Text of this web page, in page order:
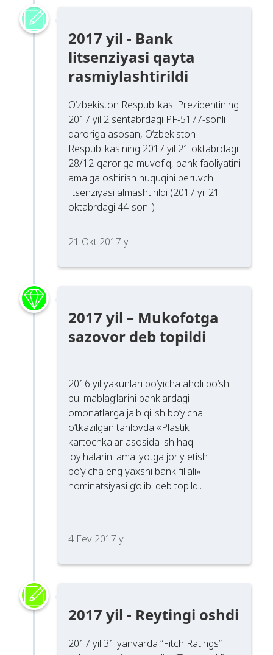
2017 yil - Bank
litsenziyasi qayta
rasmiylashtirildi
O‘zbekiston Respublikasi Prezidentining
2017 yil 2 sentabrdagi PF-5177-sonli
qaroriga asosan, O‘zbekiston
Respublikasining 2017 yil 21 oktabrdagi
28/12-qaroriga muvofiq, bank faoliyatini
amalga oshirish huquqini beruvchi
litsenziyasi almashtirildi (2017 yil 21
oktabrdagi 44-sonli)
21 Okt 2017 y.
2017 yil – Mukofotga
sazovor deb topildi
2016 yil yakunlari bo‘yicha aholi bo‘sh
pul mablag‘larini banklardagi
omonatlarga jalb qilish bo‘yicha
o‘tkazilgan tanlovda «Plastik
kartochkalar asosida ish haqi
loyihalarini amaliyotga joriy etish
bo‘yicha eng yaxshi bank filiali»
nominatsiyasi g‘olibi deb topildi.
4 Fev 2017 y.
2017 yil - Reytingi oshdi
2017 yil 31 yanvarda “Fitch Ratings”